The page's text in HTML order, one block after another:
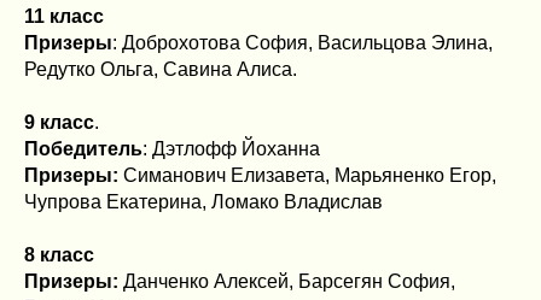
11 класс
Призеры: Доброхотова София, Васильцова Элина,
Редутко Ольга, Савина Алиса.
9 класс.
Победитель: Дэтлофф Йоханна
Призеры: Симанович Елизавета, Марьяненко Егор,
Чупрова Екатерина, Ломако Владислав
8 класс
Призеры: Данченко Алексей, Барсегян София,